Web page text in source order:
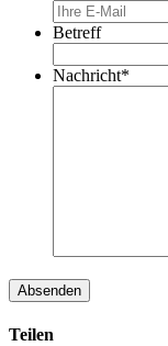
Betreff
Nachricht*
Teilen